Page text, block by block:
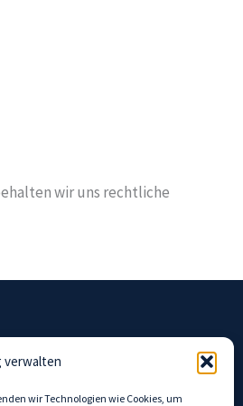
verwalten
wir Technologien wie Cookies, um
wir uns rechtliche